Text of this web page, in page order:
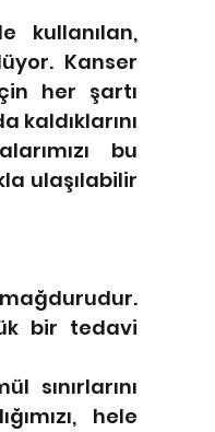
kullanılan,
Kanser
her şartı
kaldıklarını
bu
ulaşılabilir
bir tedavi
sınırlarını
hele